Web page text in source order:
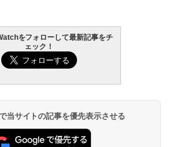
をフォローして最新記事をチ
ェック！
当サイトの記事を優先表示させる